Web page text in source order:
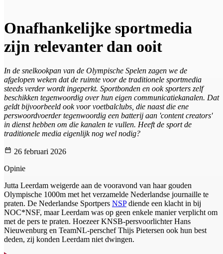
Onafhankelijke sportmedia
zijn relevanter dan ooit
In de snelkookpan van de Olympische Spelen zagen we de
afgelopen weken dat de ruimte voor de traditionele sportmedia
steeds verder wordt ingeperkt. Sportbonden en ook sporters zelf
beschikken tegenwoordig over hun eigen communicatiekanalen. Dat
geldt bijvoorbeeld ook voor voetbalclubs, die naast die ene
perswoordvoerder tegenwoordig een batterij aan 'content creators'
in dienst hebben om die kanalen te vullen. Heeft de sport de
traditionele media eigenlijk nog wel nodig?
26 februari 2026
Opinie
Jutta Leerdam weigerde aan de vooravond van haar gouden
Olympische 1000m met het verzamelde Nederlandse journaille te
praten. De Nederlandse Sportpers NSPdiende een klacht in bij
NOC*NSF, maar Leerdam was op geen enkele manier verplicht om
met de pers te praten. Hoezeer KNSB-persvoorlichter Hans
Nieuwenburg en TeamNL-perschef Thijs Pietersen ook hun best
deden, zij konden Leerdam niet dwingen.